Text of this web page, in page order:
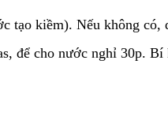
tạo kiềm). Nếu không
để cho nước nghỉ 30p.